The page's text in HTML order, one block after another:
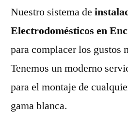
Nuestro sistema de
Electrodomésticos en
para complacer los gustos
Tenemos un moderno
para el montaje de
gama blanca.